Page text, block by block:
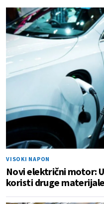
VISOKI NAPON
Novi električni motor:
koristi druge materijale